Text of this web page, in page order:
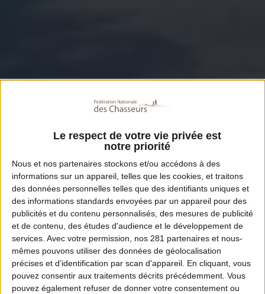
Le respect de votre vie privée est
notre priorité
Nous et nos partenaires stockons et/ou accédons à des
informations sur un appareil, telles que les cookies, et traitons
des données personnelles telles que des identifiants uniques et
des informations standards envoyées par un appareil pour des
publicités et du contenu personnalisés, des mesures de publicité
et de contenu, des études d'audience et le développement de
services. Avec votre permission, nos 281 partenaires et nous-
mêmes pouvons utiliser des données de géolocalisation
précises et d’identification par scan d'appareil. En cliquant, vous
pouvez consentir aux traitements décrits précédemment. Vous
pouvez également refuser de donner votre consentement ou